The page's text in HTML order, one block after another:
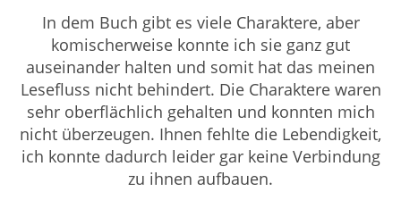
In dem Buch gibt es viele Charaktere, aber
komischerweise konnte ich sie ganz gut
auseinander halten und somit hat das meinen
Lesefluss nicht behindert. Die Charaktere waren
sehr oberflächlich gehalten und konnten mich
nicht überzeugen. Ihnen fehlte die Lebendigkeit,
ich konnte dadurch leider gar keine Verbindung
zu ihnen aufbauen.